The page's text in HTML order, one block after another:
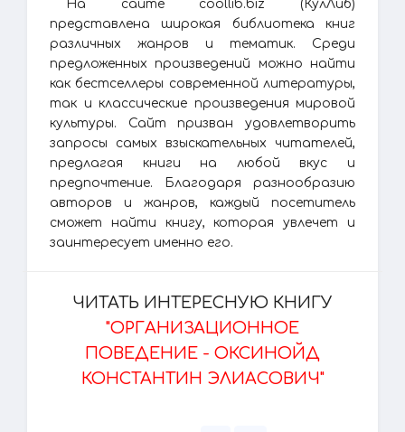
На сайте coollib.biz (КулЛиб)
представлена широкая библиотека книг
различных жанров и тематик. Среди
предложенных произведений можно найти
как бестселлеры современной литературы,
так и классические произведения мировой
культуры. Сайт призван удовлетворить
запросы самых взыскательных читателей,
предлагая книги на любой вкус и
предпочтение. Благодаря разнообразию
авторов и жанров, каждый посетитель
сможет найти книгу, которая увлечет и
заинтересует именно его.
ЧИТАТЬ ИНТЕРЕСНУЮ КНИГУ
"ОРГАНИЗАЦИОННОЕ
ПОВЕДЕНИЕ - ОКСИНОЙД
КОНСТАНТИН ЭЛИАСОВИЧ"